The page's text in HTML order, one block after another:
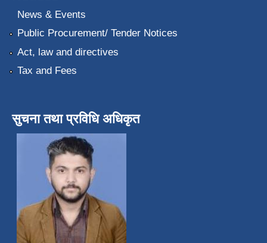
News & Events
Public Procurement/ Tender Notices
Act, law and directives
Tax and Fees
सुचना तथा प्रविधि अधिकृत